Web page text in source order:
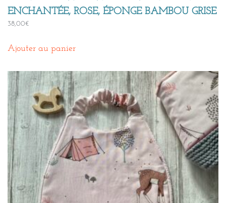
ENCHANTÉE, ROSE, ÉPONGE BAMBOU GRISE
38,00€
Ajouter au panier